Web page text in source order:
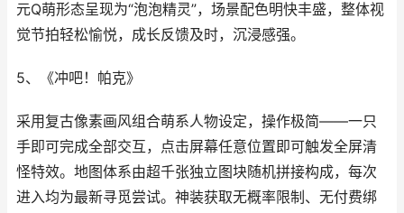
元Q萌形态呈现为“泡泡精灵”，场景配色明快丰盛，整体视
觉节拍轻松愉悦，成长反馈及时，沉浸感强。
5、《冲吧！帕克》
采用复古像素画风组合萌系人物设定，操作极简——一只
手即可完成全部交互，点击屏幕任意位置即可触发全屏清
怪特效。地图体系由超千张独立图块随机拼接构成，每次
进入均为最新寻觅尝试。神装获取无概率限制、无付费绑